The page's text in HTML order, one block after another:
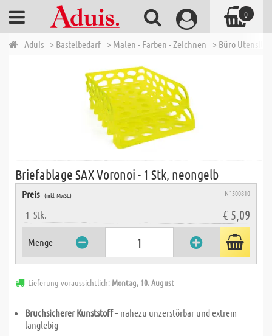
Aduis > Bastelbedarf > Malen - Farben - Zeichnen > Büro
Briefablage SAX Voronoi - 1 Stk, neongelb
Preis (inkl. MwSt.) N° 500810
1 Stk. € 5,09
Menge
Lieferung voraussichtlich: Montag, 10. August
Bruchsicherer Kunststoff– nahezu unzerstörbar und extrem
langlebig
0